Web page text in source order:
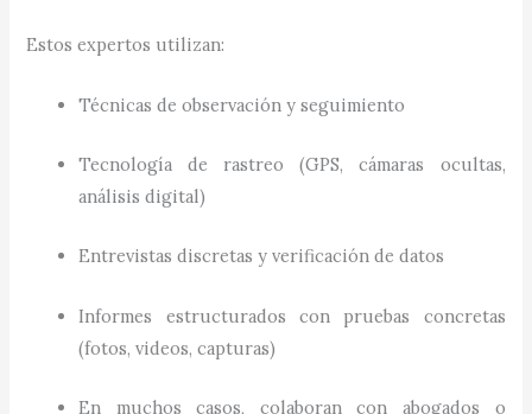
Estos expertos utilizan:
Técnicas de observación y seguimiento
Tecnología de rastreo (GPS, cámaras ocultas,
análisis digital)
Entrevistas discretas y verificación de datos
Informes estructurados con pruebas concretas
(fotos, videos, capturas)
En muchos casos, colaboran con abogados o